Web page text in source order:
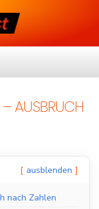
– AUSBRUCH
ausblenden
nach Zahlen